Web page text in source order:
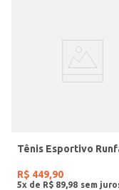
R$ 449,90
5x de R$ 89 98